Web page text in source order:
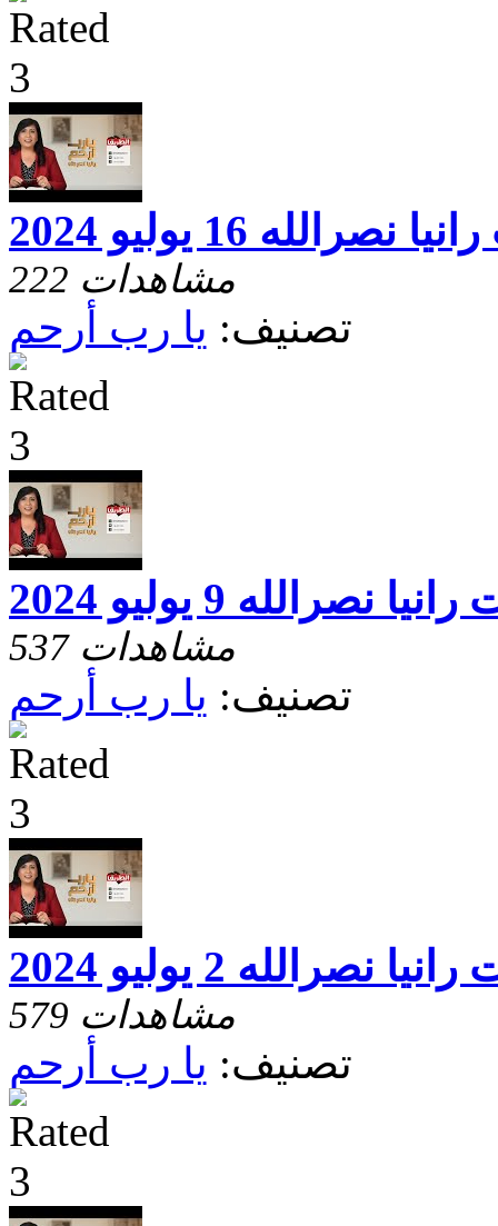
16 يوليو 2024
222 مشاهدات
تصنيف: يا رب أرحم
9 يوليو 2024
537 مشاهدات
تصنيف: يا رب أرحم
2 يوليو 2024
579 مشاهدات
تصنيف: يا رب أرحم